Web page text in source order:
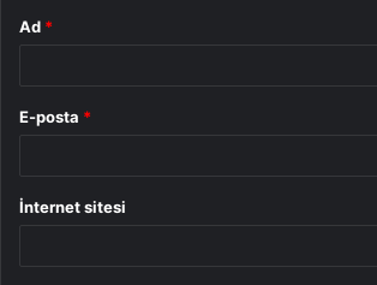
Ad *
E-posta *
İnternet sitesi